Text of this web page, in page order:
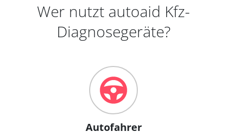
Wer nutzt autoaid Kfz-
Diagnosegeräte?
Autofahrer